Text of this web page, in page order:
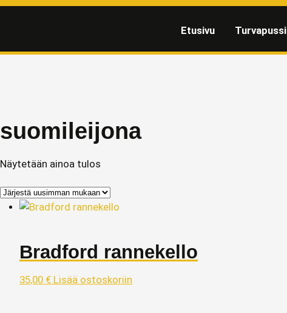
Etusivu Turvapussi
suomileijona
Näytetään ainoa tulos
Bradford rannekello
35,00 € Lisää ostoskoriin